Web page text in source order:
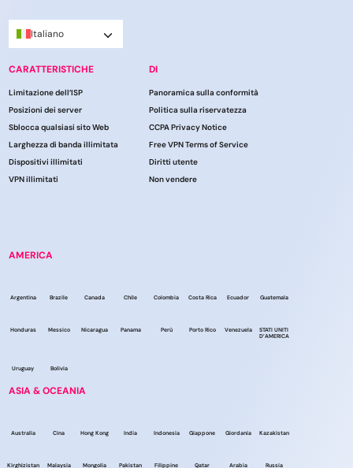
Italiano
CARATTERISTICHE
Limitazione dell’ISP
Posizioni dei server
Sblocca qualsiasi sito Web
Larghezza di banda illimitata
Dispositivi illimitati
VPN illimitati
DI
Panoramica sulla conformità
Politica sulla riservatezza
CCPA Privacy Notice
Free VPN Terms of Service
Diritti utente
Non vendere
AMERICA
Argentina Brazile Canada Chile Colombia Costa Rica Ecuador Guatemala
Honduras Messico Nicaragua Panama Perù Porto Rico Venezuela
STATI UNITI
D’AMERICA
Uruguay Bolivia
ASIA & OCEANIA
Australia Cina Hong Kong India Indonesia Giappone Giordania Kazakistan
Kirghizistan Malaysia Mongolia Pakistan Filippine Qatar Arabia Russia